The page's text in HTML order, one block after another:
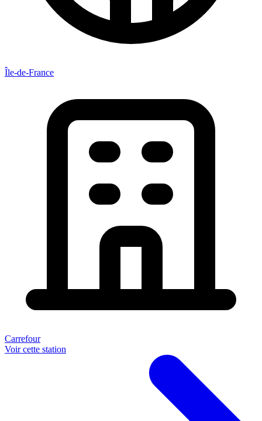
Île-de-France
Carrefour
Voir cette station